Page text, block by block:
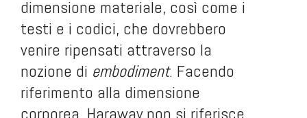
dimensione materiale, così come i
testi e i codici, che dovrebbero
venire ripensati attraverso la
nozione di embodiment. Facendo
riferimento alla dimensione
corporea, Haraway non si riferisce